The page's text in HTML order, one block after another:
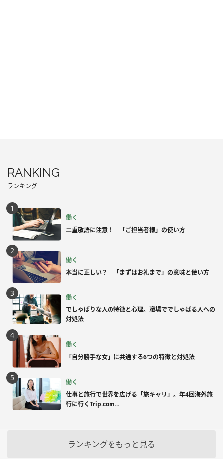
RANKING
ランキング
働く
二重敬語に注意！ 「ご担当者様」の使い方
働く
本当に正しい？ 「まずはお礼まで」の意味と使い方
働く
でしゃばりな人の特徴と心理。職場ででしゃばる人への
対処法
働く
「自分勝手な女」に共通する6つの特徴と対処法
働く
仕事と旅行で世界を広げる「旅キャリ」。年4回海外旅
行に行くTrip.com...
ランキングをもっと見る